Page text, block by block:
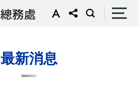
最新消息